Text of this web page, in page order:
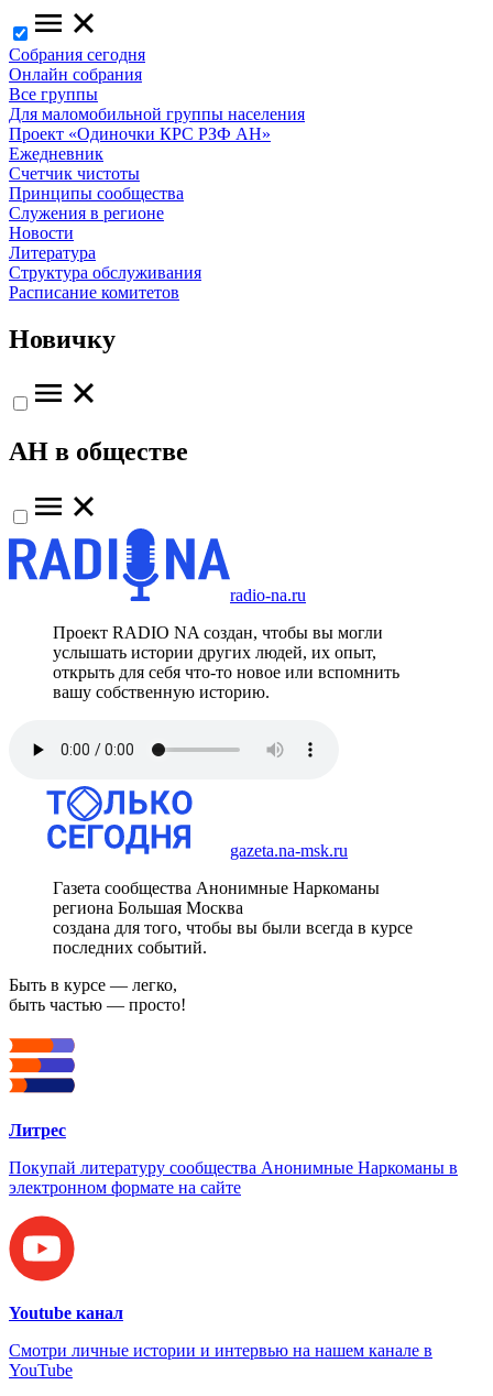
Собрания сегодня
Онлайн собрания
Все группы
Для маломобильной группы населения
Проект «Одиночки КРС РЗФ АН»
Ежедневник
Счетчик чистоты
Принципы сообщества
Служения в регионе
Новости
Литература
Структура обслуживания
Расписание комитетов
Новичку
АН в обществе
radio-na.ru
Проект RADIO NA создан, чтобы вы могли
услышать истории других людей, их опыт,
открыть для себя что-то новое или вспомнить
вашу собственную историю.
gazeta.na-msk.ru
Газета сообщества Анонимные Наркоманы
региона Большая Москва
создана для того, чтобы вы были всегда в курсе
последних событий.
Быть в курсе — легко,
быть частью — просто!
Литрес
Покупай литературу сообщества Анонимные Наркоманы в
электронном формате на сайте
Youtube канал
Смотри личные истории и интервью на нашем канале в
YouTube